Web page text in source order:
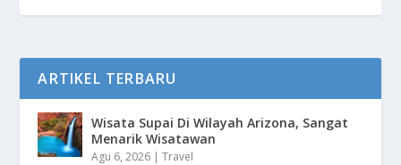
ARTIKEL TERBARU
Wisata Supai Di Wilayah Arizona, Sangat
Menarik Wisatawan
Agu 6, 2026 |Travel